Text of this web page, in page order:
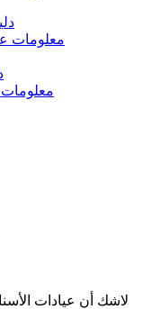
معلومات
لاشك أن عيادات